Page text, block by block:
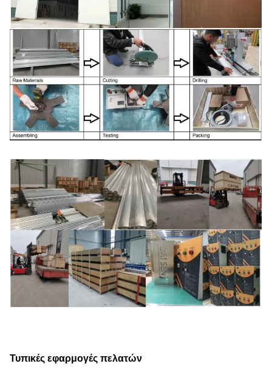
Τυπικές εφαρμογές πελατών